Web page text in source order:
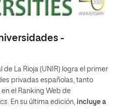
-
La Rioja (UNIR) logra el primer
privadas españolas, tanto
el Ranking Web de
. En su última edición, incluye a